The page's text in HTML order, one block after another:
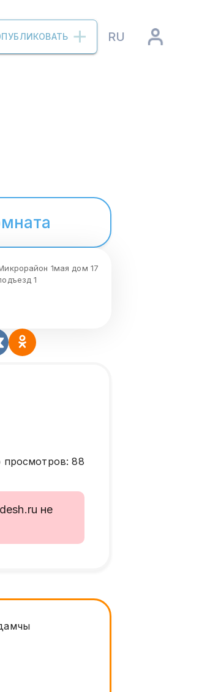
RU
1мая дом 17
1
просмотров:88
не